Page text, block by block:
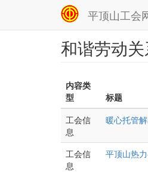
平顶山工会
Main
navigation
和谐劳动
内容类
型
标题
工会信
息
暖心托管
工会信
息
平顶山热